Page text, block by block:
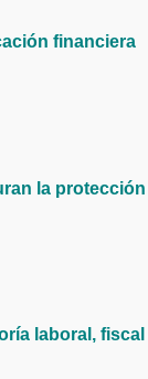
financiera
la protección
laboral, fiscal